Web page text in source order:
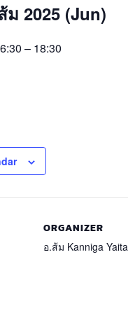
2025 (Jun)
– 18:30
ORGANIZER
อ.ส้ม Kanniga Yaita